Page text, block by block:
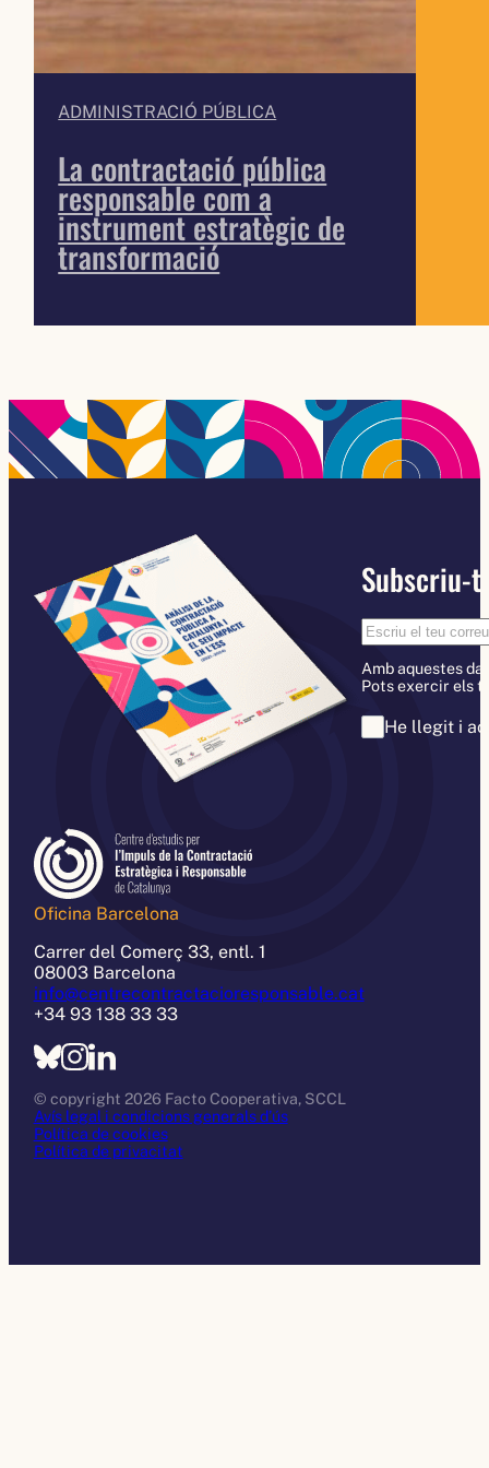
ADMINISTRACIÓ PÚBLICA
La contractació pública
responsable com a
instrument estratègic de
transformació
Subscriu-
Amb aquestes
Pots exercir els
He llegit i
Oficina Barcelona
Carrer del Comerç 33, entl. 1
08003 Barcelona
info@centrecontractacioresponsable.cat
+34 93 138 33 33
© copyright 2026 Facto Cooperativa, SCCL
Avís legal i condicions generals d’ús
Política de cookies
Política de privacitat